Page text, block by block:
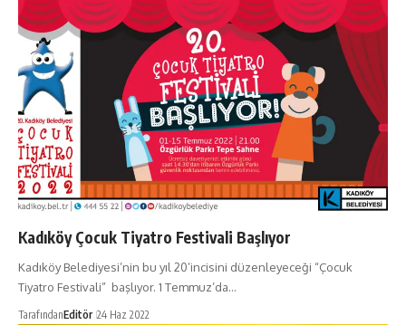
Kadıköy Çocuk Tiyatro Festivali Başlıyor
Kadıköy Belediyesi’nin bu yıl 20’incisini düzenleyeceği “Çocuk
Tiyatro Festivali” başlıyor. 1 Temmuz’da…
TarafındanEditör 24 Haz 2022